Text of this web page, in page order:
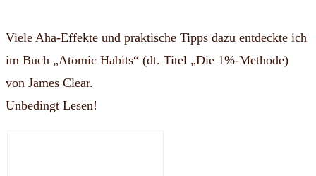
Viele Aha-Effekte und praktische Tipps dazu entdeckte ich
im Buch „Atomic Habits“ (dt. Titel „Die 1%-Methode)
von James Clear.
Unbedingt Lesen!